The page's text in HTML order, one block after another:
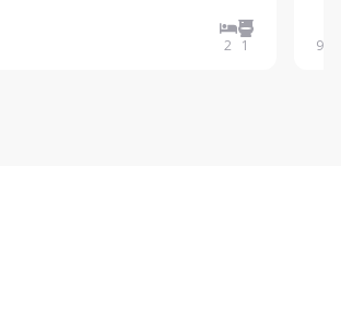
cozinha e área serviço, gás
localização,
2 1 95